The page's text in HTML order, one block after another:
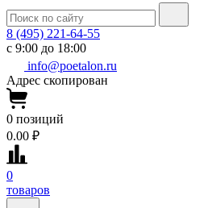
8 (495) 221-64-55
с 9:00 до 18:00
info@poetalon.ru
Адрес скопирован
0 позиций
0.00 ₽
0
товаров